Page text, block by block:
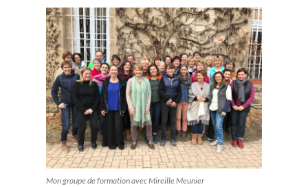
Mon groupe de formation avec Mireille Meunier